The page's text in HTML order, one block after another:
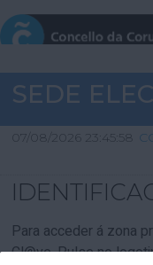
SEDE
07/08/2026 23:45:58
Para acceder á zona
Cl@ve. Pulse no